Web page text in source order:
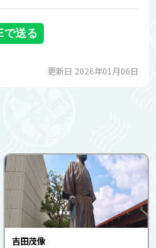
更新日 2026年01月06日
吉田茂像